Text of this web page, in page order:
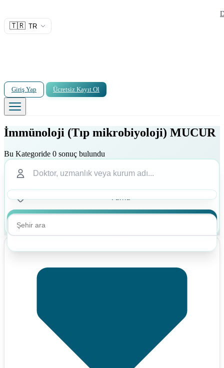
🇹🇷 TR
Giriş Yap Ücretsiz Kayıt Ol
İmmünoloji (Tıp mikrobiyoloji) MUCUR
Bu Kategoride 0 sonuç bulundu